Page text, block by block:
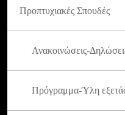
Προπτυχιακές Σπουδές
Ανακοινώσεις-
Πρόγραμμα-Ύλη